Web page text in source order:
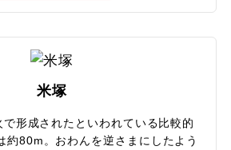
に指定されています。中でも九州最
形民俗文化財に指定されています。
り神事）」や夏の「おんだ祭」、秋
の風物詩です。2016年の熊本地震に
けましたが、2023年12月に主要社
た。
米塚
形成されたといわれている比較的
約80m。おわんを逆さまにしたよう